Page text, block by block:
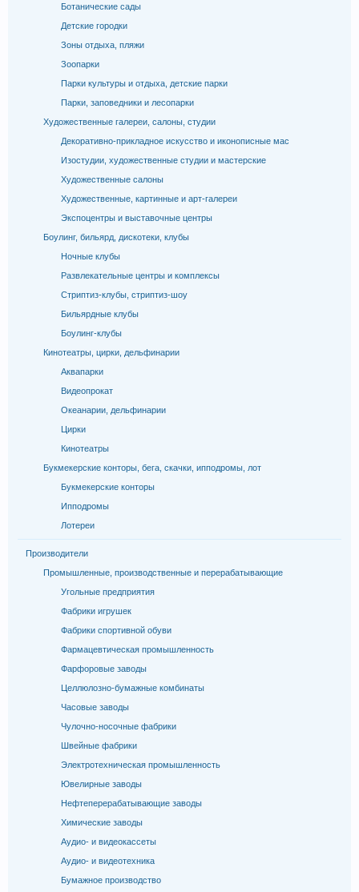
Ботанические сады
Детские городки
Зоны отдыха, пляжи
Зоопарки
Парки культуры и отдыха, детские парки
Парки, заповедники и лесопарки
Художественные галереи, салоны, студии
Декоративно-прикладное искусство и иконописные мас
Изостудии, художественные студии и мастерские
Художественные салоны
Художественные, картинные и арт-галереи
Экспоцентры и выставочные центры
Боулинг, бильярд, дискотеки, клубы
Ночные клубы
Развлекательные центры и комплексы
Стриптиз-клубы, стриптиз-шоу
Бильярдные клубы
Боулинг-клубы
Кинотеатры, цирки, дельфинарии
Аквапарки
Видеопрокат
Океанарии, дельфинарии
Цирки
Кинотеатры
Букмекерские конторы, бега, скачки, ипподромы, лот
Букмекерские конторы
Ипподромы
Лотереи
Производители
Промышленные, производственные и перерабатывающие
Угольные предприятия
Фабрики игрушек
Фабрики спортивной обуви
Фармацевтическая промышленность
Фарфоровые заводы
Целлюлозно-бумажные комбинаты
Часовые заводы
Чулочно-носочные фабрики
Швейные фабрики
Электротехническая промышленность
Ювелирные заводы
Нефтеперерабатывающие заводы
Химические заводы
Аудио- и видеокассеты
Аудио- и видеотехника
Бумажное производство